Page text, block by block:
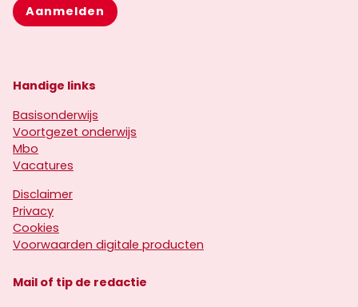
Aanmelden
Handige links
Basisonderwijs
Voortgezet onderwijs
Mbo
Vacatures
Disclaimer
Privacy
Cookies
Voorwaarden digitale producten
Mail of tip de redactie